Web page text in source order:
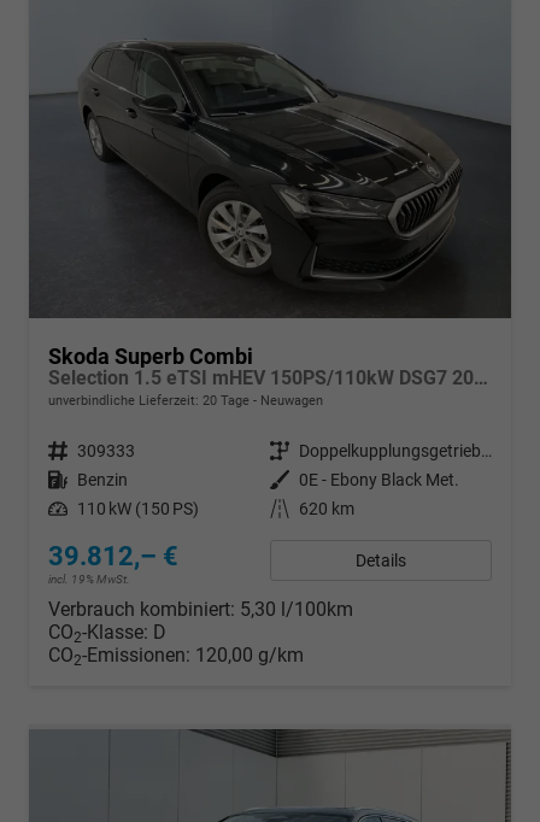
Skoda Superb Combi
Selection 1.5 eTSI mHEV 150PS/110kW DSG7 2026 +AHK+EL.HECK+NAVI+KESSY
unverbindliche Lieferzeit: 20 Tage Neuwagen
Fahrzeugnr. 309333 Getriebe
Doppelkupplungsgetriebe (DSG)
Kraftstoff Benzin Außenfarbe
0E - Ebony Black Met.
Leistung 110 kW (150 PS) Kilometerstand 620 km
39.812,– €
incl. 19% MwSt.
Details
Verbrauch kombiniert: 5,30 l/100km
CO2-Klasse: D
CO2-Emissionen: 120,00 g/km